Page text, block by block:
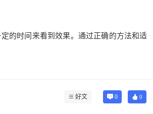
的时间来看到效果。通过正确的方法和适
好文 0 0